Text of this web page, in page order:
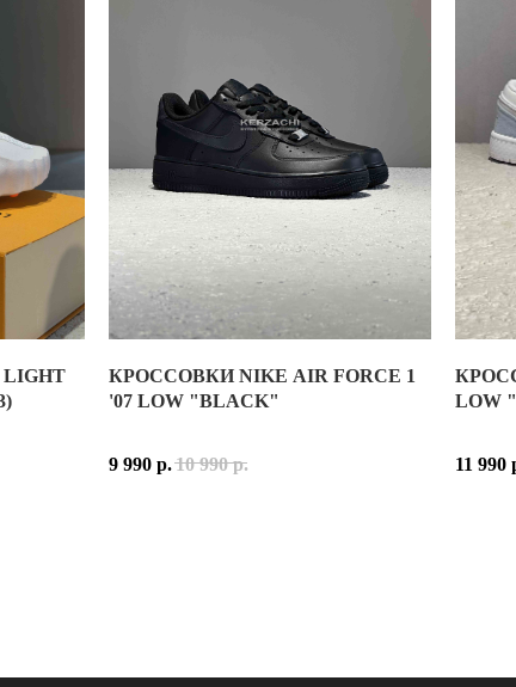
ПОКРЫТИЕМ
— ЭТО СОЧЕТАНИЕ ШВЕЙЦАРСКОГО ИНЖЕНЕРНОГО
СЕТЧАТЫЙ ТЕКСТИЛЬ
КОСТЬ), БЕЛЫЙ, ЧЁРНЫЙ
ИЗ САМЫХ ЗНАКОВЫХ КОЛЛАБОРАЦИЙ JORDAN
ОСНОВА ИЗГОТОВЛЕНА ИЗ МЯГКОГО
GREY (HQ4307-003)
КРОССОВКИ NIKE AIR FORCE 1
'07 LOW "BLACK"
9 990 р.10 990 р.
LOW
11 990